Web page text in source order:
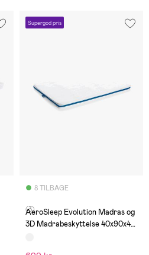
Supergod pris
8 TILBAGE
(3)
AeroSleep Evolution Madras og
3D Madrabeskyttelse 40x90x4